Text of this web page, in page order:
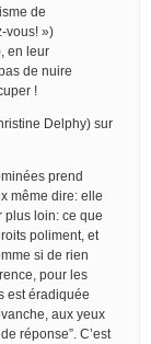
de
vous! »)
en leur
de nuire
!
Delphy) sur
prend
même dire: elle
plus loin: ce que
poliment, et
si de rien
pour les
est éradiquée
aux yeux
réponse”. C’est